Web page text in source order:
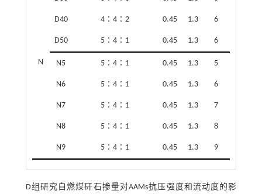
D40 4∶4∶2 0.45 1.3 6
D50 5∶4∶1 0.45 1.3 6
N N5 5∶4∶1 0.45 1.3 5
N6 5∶4∶1 0.45 1.3 6
N7 5∶4∶1 0.45 1.3 7
N8 5∶4∶1 0.45 1.3 8
N9 5∶4∶1 0.45 1.3 9
D组研究自燃煤矸石掺量对AAMs抗压强度和流动度的影